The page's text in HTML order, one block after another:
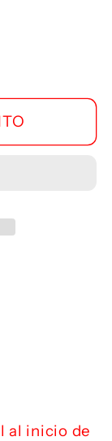
al inicio de